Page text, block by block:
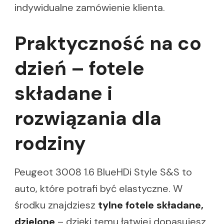
indywidualne zamówienie klienta.
Praktyczność na co
dzień – fotele
składane i
rozwiązania dla
rodziny
Peugeot 3008 1.6 BlueHDi Style S&S to
auto, które potrafi być elastyczne. W
środku znajdziesz tylne fotele składane,
dzielone – dzięki temu łatwiej dopasujesz